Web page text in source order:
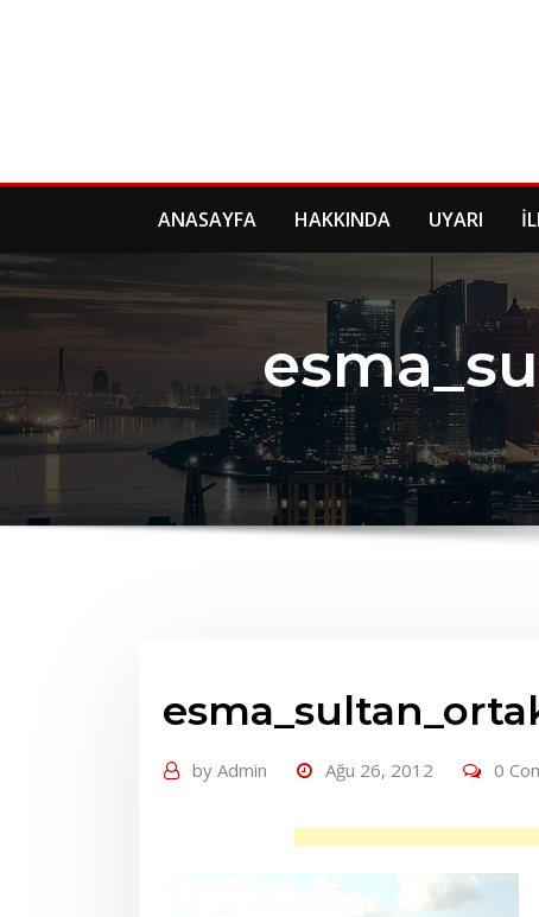
ANASAYFA HAKKINDA UYARI
by Admin Ağu 26, 2012 0